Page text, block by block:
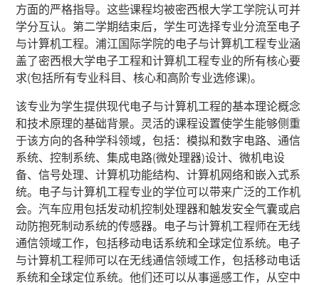
方面的严格指导。这些课程均被密西根大学工学院认可并
学分互认。第二学期结束后，学生可选择专业分流至电子
与计算机工程。浦江国际学院的电子与计算机工程专业涵
盖了密西根大学电子工程和计算机工程专业的所有核心要
求(包括所有专业科目、核心和高阶专业选修课)。
该专业为学生提供现代电子与计算机工程的基本理论概念
和技术原理的基础背景。灵活的课程设置使学生能够侧重
于该方向的各种学科领域，包括：模拟和数字电路、通信
系统、控制系统、集成电路(微处理器)设计、微机电设
备、信号处理、计算机功能结构、计算机网络和嵌入式系
统。电子与计算机工程专业的学位可以带来广泛的工作机
会。汽车应用包括发动机控制处理器和触发安全气囊或启
动防抱死制动系统的传感器。电子与计算机工程师在无线
通信领域工作，包括移动电话系统和全球定位系统。电子
与计算机工程师可以在无线通信领域工作，包括移动电话
系统和全球定位系统。他们还可以从事遥感工作，从空中